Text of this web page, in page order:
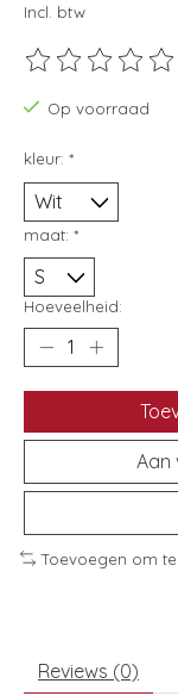
Incl. btw
De beoordeling
Op voorraad
kleur: *
maat: *
Hoeveelheid:
Aan
Toevoegen om
Reviews (0)